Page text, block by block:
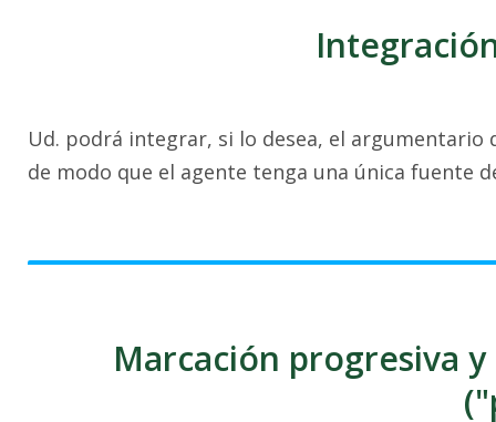
Ud. podrá integrar, si lo desea, el
de modo que el agente tenga una única fuente
Marcación progresiva